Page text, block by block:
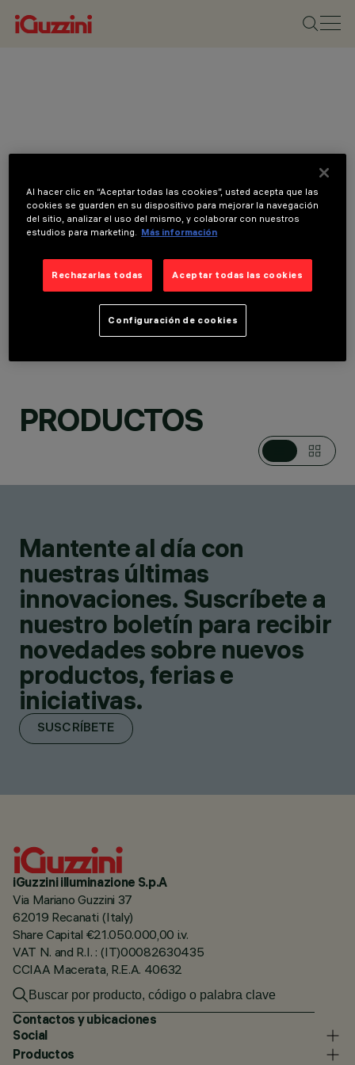
LUMINARIAS DE
SUSPENSIÓN
ALFONSO FEMIA /
PRODUCTOS
Mantente al día con
nuestras últimas
innovaciones. Suscríbete a
nuestro boletín para recibir
novedades sobre nuevos
productos, ferias e
iniciativas.
SUSCRÍBETE
iGuzzini illuminazione S.p.A
Via Mariano Guzzini 37
62019 Recanati (Italy)
Share Capital €21.050.000,00 i.v.
VAT N. and R.I. : (IT)00082630435
CCIAA Macerata, R.E.A. 40632
Contactos y ubicaciones
Social
Productos
Al hacer clic en “Aceptar todas las cookies”, usted acepta que las
cookies se guarden en su dispositivo para mejorar la navegación
del sitio, analizar el uso del mismo, y colaborar con nuestros
estudios para marketing.
Más información
Rechazarlas todas Aceptar todas las cookies
Configuración de cookies